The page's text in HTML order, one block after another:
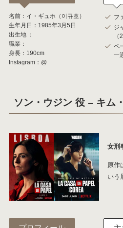
名前：イ・ギュホ（이규호）
生年月日：1985年3月5日
出生地 ：
職業：
身長：190cm
Instagram：@
フ
ジ
（
ペ
一
ソン・ウジン 役 – キム
女刑
原作
いう